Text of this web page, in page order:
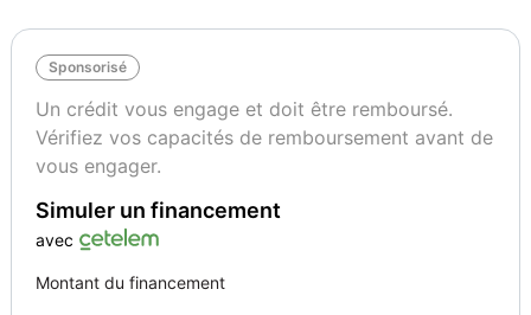
- Kit distribution fait le 07/2024 a 130479km
- derniere entretient fait a 141794km
- aucun frais a prévoir
- controle téchnique ok
s'assurer du bon fonctionnement de l'ensemble du véhicule
Sponsorisé
Un crédit vous engage et doit être remboursé.
Vérifiez vos capacités de remboursement avant de
vous engager.
Simuler un financement
avec
Montant du financement